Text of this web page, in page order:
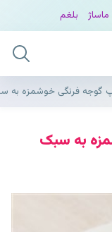
ماساژ بلغم
گوجه فرنگی خوشمزه به
به سبک